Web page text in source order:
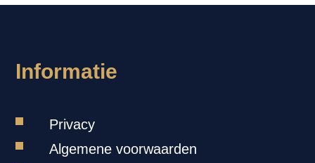
Informatie
Privacy
Algemene voorwaarden